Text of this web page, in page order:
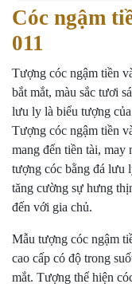
Cóc ngậm
011
Tượng cóc ngậm tiền
bắt mắt, màu sắc tươi
lưu ly là biểu tượng
Tượng cóc ngậm tiền
mang đến tiền tài, may
tượng cóc bằng đá lưu
tăng cường sự hưng
đến với gia chủ.
Mẫu tượng cóc ngậm
cao cấp có độ trong
mắt. Tượng thể hiện